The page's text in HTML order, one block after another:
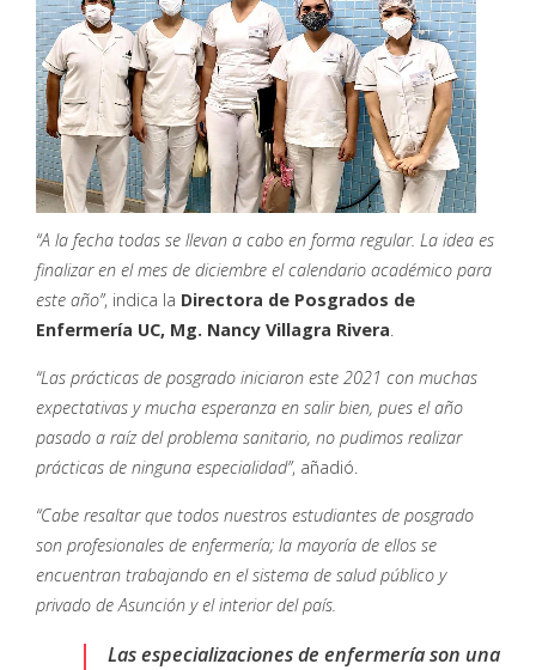
“A la fecha todas se llevan a cabo en forma regular. La idea es
finalizar en el mes de diciembre el calendario académico para
este año”, indica la Directora de Posgrados de
Enfermería UC, Mg. Nancy Villagra Rivera.
“Las prácticas de posgrado iniciaron este 2021 con muchas
expectativas y mucha esperanza en salir bien, pues el año
pasado a raíz del problema sanitario, no pudimos realizar
prácticas de ninguna especialidad”, añadió.
“Cabe resaltar que todos nuestros estudiantes de posgrado
son profesionales de enfermería; la mayoría de ellos se
encuentran trabajando en el sistema de salud público y
privado de Asunción y el interior del país.
Las especializaciones de enfermería son una